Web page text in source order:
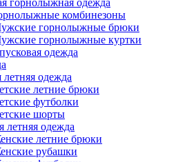
горнолыжная одежда
комбинезоны
горнолыжные брюки
горнолыжные куртки
одежда
летняя одежда
летние брюки
футболки
шорты
летняя одежда
летние брюки
рубашки